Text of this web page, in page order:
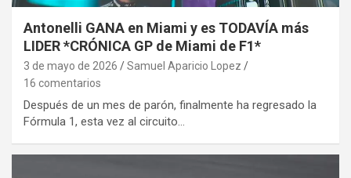
Antonelli GANA en Miami y es TODAVÍA más
LIDER *CRÓNICA GP de Miami de F1*
3 de mayo de 2026
Samuel Aparicio Lopez
16 comentarios
Después de un mes de parón, finalmente ha regresado la
Fórmula 1, esta vez al circuito…